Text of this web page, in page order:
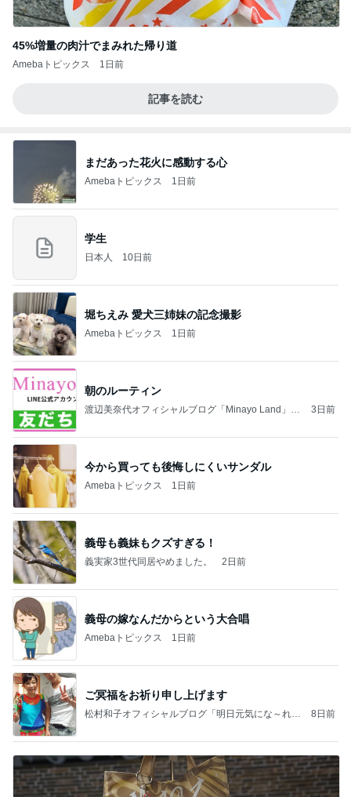
45%増量の肉汁でまみれた帰り道
Amebaトピックス 1日前
記事を読む
まだあった花火に感動する心
Amebaトピックス 1日前
学生
日本人 10日前
堀ちえみ 愛犬三姉妹の記念撮影
Amebaトピックス 1日前
朝のルーティン
渡辺美奈代オフィシャルブログ「Minayo Land」P
3日前
今から買っても後悔しにくいサンダル
Amebaトピックス 1日前
義母も義妹もクズすぎる！
義実家3世代同居やめました。 2日前
義母の嫁なんだからという大合唱
Amebaトピックス 1日前
ご冥福をお祈り申し上げます
松村和子オフィシャルブログ「明日元気にな～れ」
8日前